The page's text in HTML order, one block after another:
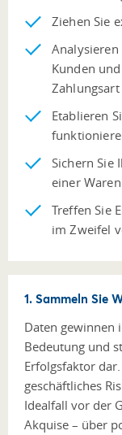
Ziehen Sie
Analysieren
Kunden
Zahlungsart
Etablieren
Sichern Sie
einer
Treffen Sie
im Zweifel
1. Sammeln Sie
Daten gewinnen
Bedeutung und
Erfolgsfaktor
geschäftliches
Idealfall vor der
Akquise – über